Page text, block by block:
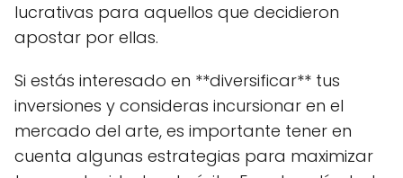
lucrativas para aquellos que decidieron
apostar por ellas.
Si estás interesado en **diversificar** tus
inversiones y consideras incursionar en el
mercado del arte, es importante tener en
cuenta algunas estrategias para maximizar